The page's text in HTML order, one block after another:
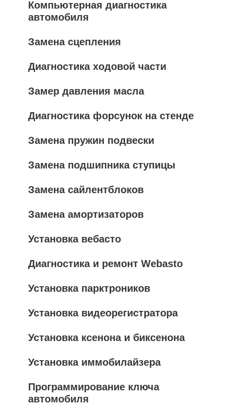
Компьютерная диагностика
автомобиля
Замена сцепления
Диагностика ходовой части
Замер давления масла
Диагностика форсунок на стенде
Замена пружин подвески
Замена подшипника ступицы
Замена сайлентблоков
Замена амортизаторов
Установка вебасто
Диагностика и ремонт Webasto
Установка парктроников
Установка видеорегистратора
Установка ксенона и биксенона
Установка иммобилайзера
Программирование ключа
автомобиля